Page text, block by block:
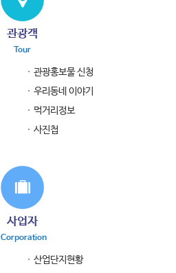
관광객
Tour
관광홍보물 신청
우리동네 이야기
먹거리정보
사진첩
사업자
Corporation
산업단지현황